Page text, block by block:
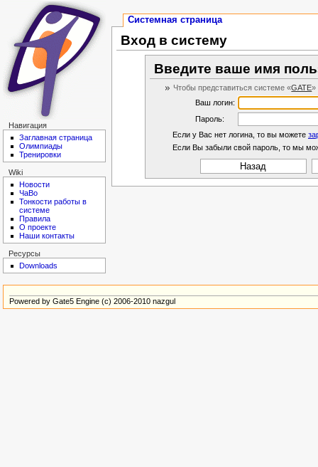
Навигация
Заглавная страница
Олимпиады
Тренировки
Wiki
Новости
ЧаВо
Тонкости работы в
системе
Правила
О проекте
Наши контакты
Ресурсы
Downloads
Системная страница
Вход в систему
Введите ваше имя
Чтобы представиться системе «GATE»
Ваш логин:
Пароль:
Если у Вас нет логина, то вы можете
Если Вы забыли свой пароль, то мы
Назад
Powered by Gate5 Engine (c) 2006-2010 nazgul